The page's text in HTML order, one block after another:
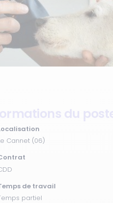
du
Cannet (06)
de travail
partiel